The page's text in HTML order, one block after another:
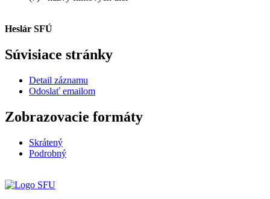
Heslár SFÚ
Súvisiace stránky
Detail záznamu
Odoslať emailom
Zobrazovacie formáty
Skrátený
Podrobný